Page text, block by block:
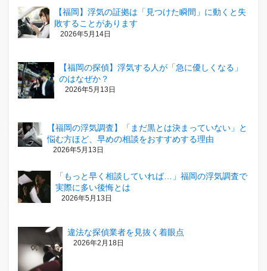
【福岡】浮気の証拠は「見つけた瞬間」に動くと失
敗することがあります
2026年5月14日
【福岡の探偵】浮気する人が「急に優しくなる」
のはなぜか？
2026年5月13日
【福岡の浮気調査】「まだ黒とは決まっていない」と
悩む方ほど、早めの相談をおすすめする理由
2026年5月13日
「もっと早く相談していれば…」福岡の浮気調査で
実際に多い後悔とは
2026年5月13日
違法な探偵業者を見抜く着眼点
2026年2月18日